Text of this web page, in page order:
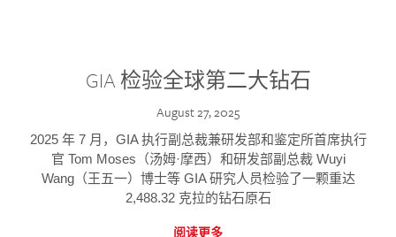
GIA 检验全球第二大钻石
August 27, 2025
2025 年 7 月，GIA 执行副总裁兼研发部和鉴定所首席执行
官 Tom Moses（汤姆·摩西）和研发部副总裁 Wuyi
Wang（王五一）博士等 GIA 研究人员检验了一颗重达
2,488.32 克拉的钻石原石
阅读更多